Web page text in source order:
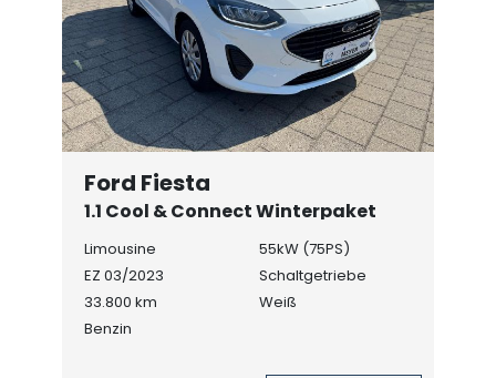
Ford Fiesta
1.1 Cool & Connect Winterpaket
Limousine
EZ 03/2023
33.800 km
Benzin
55kW (75PS)
Schaltgetriebe
Weiß